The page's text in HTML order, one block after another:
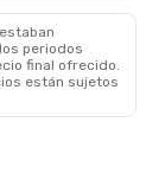
periodos
final ofrecido.
están sujetos